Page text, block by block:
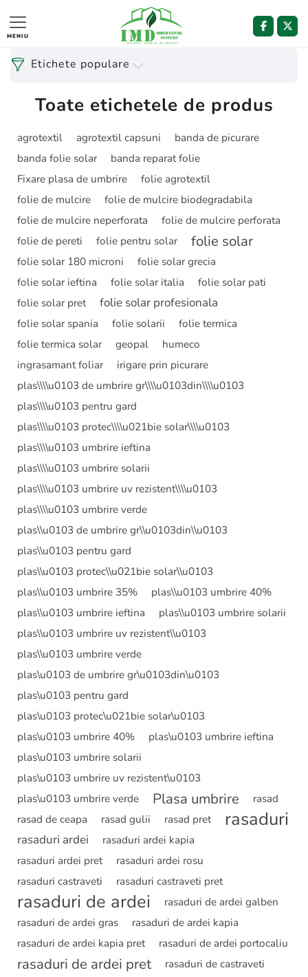
MENIU
Etichete populare
Toate etichetele de produs
agrotextil agrotextil capsuni
banda de picurare
banda folie solar
banda reparat folie
Fixare plasa de umbrire
folie agrotextil
folie de mulcire
folie de mulcire biodegradabila
folie de mulcire neperforata
folie de mulcire perforata
folie de pereti
folie pentru solar folie solar
folie solar 180 microni
folie solar grecia
folie solar ieftina
folie solar italia
folie solar pati
folie solar pret
folie solar profesionala
folie solar spania folie solarii
folie termica
folie termica solar
geopal
humeco
ingrasamant foliar
irigare prin picurare
plas\\\\u0103 de umbrire gr\\\\u0103din\\\\u0103
plas\\\\u0103 pentru gard
plas\\\\u0103 protec\\\\u021bie solar\\\\u0103
plas\\\\u0103 umbrire ieftina
plas\\\\u0103 umbrire solarii
plas\\\\u0103 umbrire uv rezistent\\\\u0103
plas\\\\u0103 umbrire verde
plas\\u0103 de umbrire gr\\u0103din\\u0103
plas\\u0103 pentru gard
plas\\u0103 protec\\u021bie solar\\u0103
plas\\u0103 umbrire 35%
plas\\u0103 umbrire 40%
plas\\u0103 umbrire ieftina
plas\\u0103 umbrire solarii
plas\\u0103 umbrire uv rezistent\\u0103
plas\\u0103 umbrire verde
plas\u0103 de umbrire gr\u0103din\u0103
plas\u0103 pentru gard
plas\u0103 protec\u021bie solar\u0103
plas\u0103 umbrire 40%
plas\u0103 umbrire ieftina
plas\u0103 umbrire solarii
plas\u0103 umbrire uv rezistent\u0103
plas\u0103 umbrire verde
Plasa umbrire
rasad
rasad de ceapa
rasad gulii rasad pret rasaduri
rasaduri ardei
rasaduri ardei kapia
rasaduri ardei pret
rasaduri ardei rosu
rasaduri castraveti
rasaduri castraveti pret
rasaduri de ardei
rasaduri de ardei galben
rasaduri de ardei gras
rasaduri de ardei kapia
rasaduri de ardei kapia pret
rasaduri de ardei portocaliu
rasaduri de ardei pret
rasaduri de castraveti